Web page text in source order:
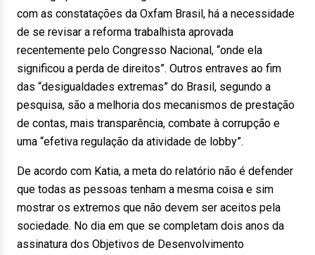
com as constatações da Oxfam Brasil, há a necessidade
de se revisar a reforma trabalhista aprovada
recentemente pelo Congresso Nacional, “onde ela
significou a perda de direitos”. Outros entraves ao fim
das “desigualdades extremas” do Brasil, segundo a
pesquisa, são a melhoria dos mecanismos de prestação
de contas, mais transparência, combate à corrupção e
uma “efetiva regulação da atividade de lobby”.
De acordo com Katia, a meta do relatório não é defender
que todas as pessoas tenham a mesma coisa e sim
mostrar os extremos que não devem ser aceitos pela
sociedade. No dia em que se completam dois anos da
assinatura dos Objetivos de Desenvolvimento